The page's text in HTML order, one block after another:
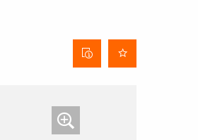
Behangdatenblatt